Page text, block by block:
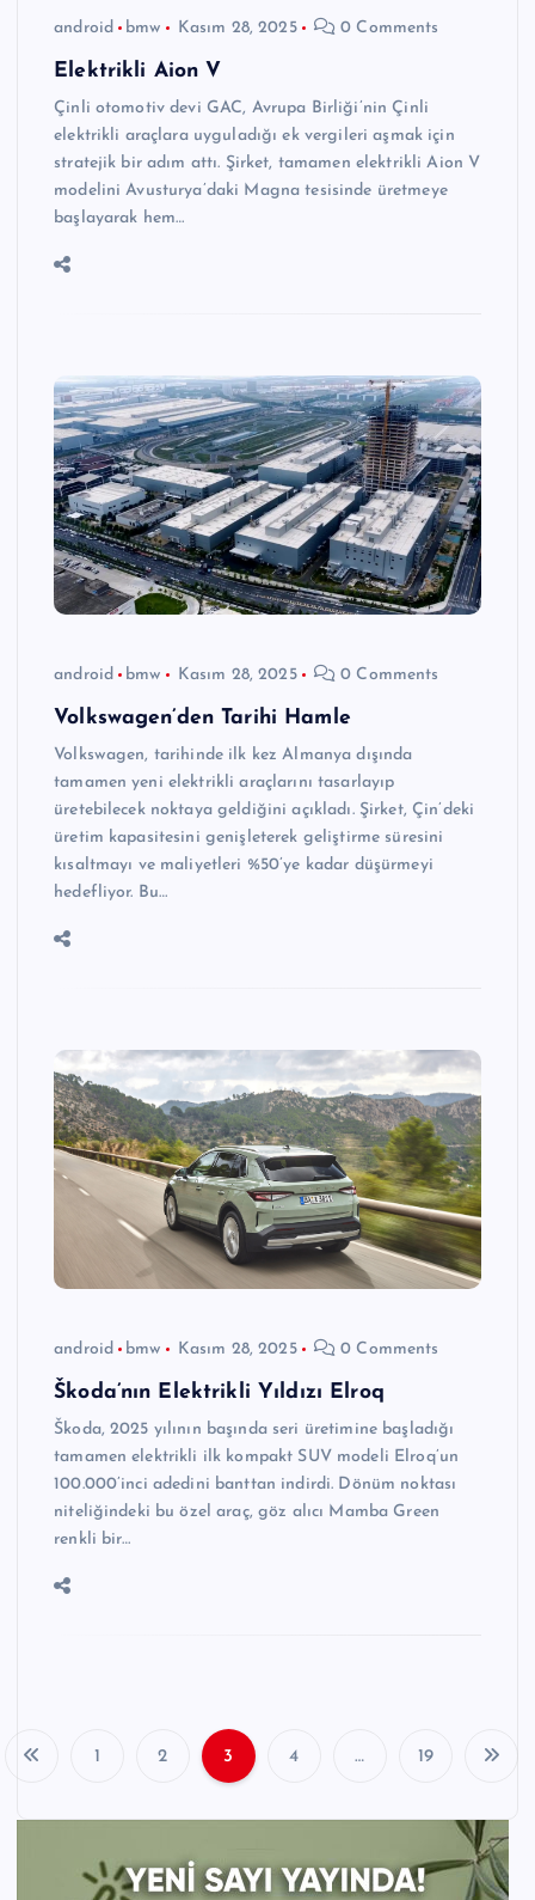
android bmw Kasım 28, 2025 0 Comments
Elektrikli Aion V
Çinli otomotiv devi GAC, Avrupa Birliği’nin Çinli
elektrikli araçlara uyguladığı ek vergileri aşmak için
stratejik bir adım attı. Şirket, tamamen elektrikli Aion V
modelini Avusturya’daki Magna tesisinde üretmeye
başlayarak hem…
android bmw Kasım 28, 2025 0 Comments
Volkswagen’den Tarihi Hamle
Volkswagen, tarihinde ilk kez Almanya dışında
tamamen yeni elektrikli araçlarını tasarlayıp
üretebilecek noktaya geldiğini açıkladı. Şirket, Çin’deki
üretim kapasitesini genişleterek geliştirme süresini
kısaltmayı ve maliyetleri %50’ye kadar düşürmeyi
hedefliyor. Bu…
android bmw Kasım 28, 2025 0 Comments
Škoda’nın Elektrikli Yıldızı Elroq
Škoda, 2025 yılının başında seri üretimine başladığı
tamamen elektrikli ilk kompakt SUV modeli Elroq’un
100.000’inci adedini banttan indirdi. Dönüm noktası
niteliğindeki bu özel araç, göz alıcı Mamba Green
renkli bir…
1 2 3 4 … 19